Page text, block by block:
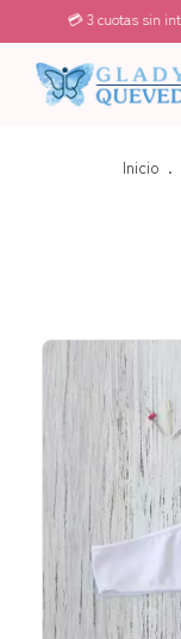
💳 3 cuotas sin interés
Inicio .